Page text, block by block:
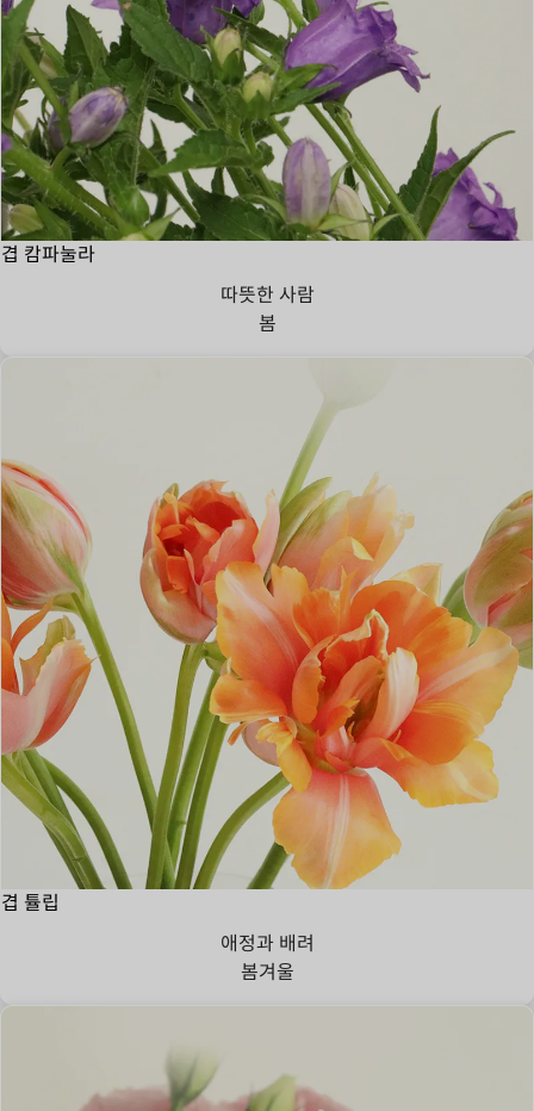
겹 캄파눌라
따뜻한 사람
봄
겹 튤립
애정과 배려
봄겨울